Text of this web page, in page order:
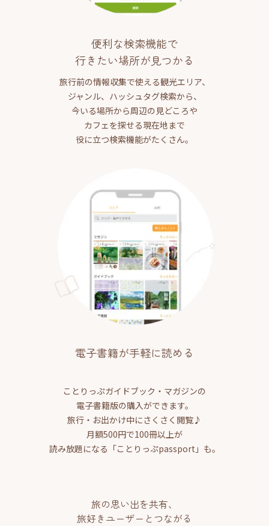
便利な検索機能で
行きたい場所が見つかる
旅行前の情報収集で使える観光エリア、
ジャンル、ハッシュタグ検索から、
今いる場所から周辺の見どころや
カフェを探せる現在地まで
役に立つ検索機能がたくさん。
電子書籍が手軽に読める
ことりっぷガイドブック・マガジンの
電子書籍版の購入ができます。
旅行・お出かけ中にさくさく閲覧♪
月額500円で100冊以上が
読み放題になる「ことりっぷpassport」も。
旅の思い出を共有、
旅好きユーザーとつながる